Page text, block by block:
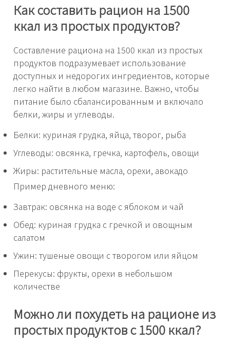
Как составить рацион на 1500
ккал из простых продуктов?
Составление рациона на 1500 ккал из простых
продуктов подразумевает использование
доступных и недорогих ингредиентов, которые
легко найти в любом магазине. Важно, чтобы
питание было сбалансированным и включало
белки, жиры и углеводы.
Белки: куриная грудка, яйца, творог, рыба
Углеводы: овсянка, гречка, картофель, овощи
Жиры: растительные масла, орехи, авокадо
Пример дневного меню:
Завтрак: овсянка на воде с яблоком и чай
Обед: куриная грудка с гречкой и овощным
салатом
Ужин: тушеные овощи с творогом или яйцом
Перекусы: фрукты, орехи в небольшом
количестве
Можно ли похудеть на рационе из
простых продуктов с 1500 ккал?